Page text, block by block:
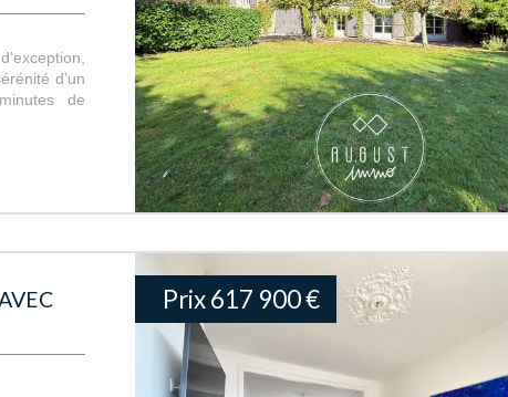
d’un
de
Prix617 900€